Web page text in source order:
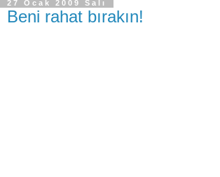
27 Ocak 2009 Salı
Beni rahat bırakın!